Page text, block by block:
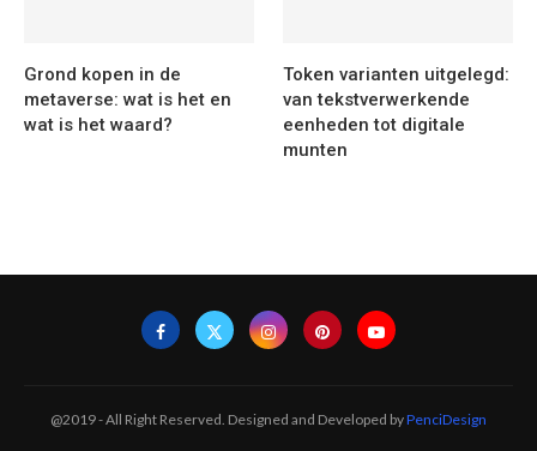
Grond kopen in de
metaverse: wat is het en
wat is het waard?
Token varianten uitgelegd:
van tekstverwerkende
eenheden tot digitale
munten
@2019 - All Right Reserved. Designed and Developed byPenciDesign